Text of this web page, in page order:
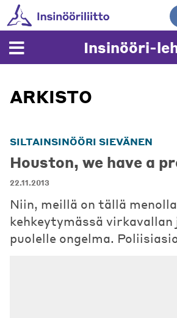
Skip
to
content
Insinööri-
ARKISTO
SILTAINSINÖÖRI SIEVÄNEN
Houston, we have a
22.11.2013
Niin, meillä on tällä menolla
kehkeytymässä virkavallan
puolelle ongelma.